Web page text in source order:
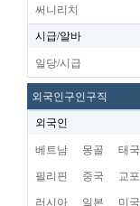
써니리치
시급/알바
일당/시급
외국인구인구직
외국인
베트남 몽골 태국
필리핀 중국 교포
러시아 일본 미국